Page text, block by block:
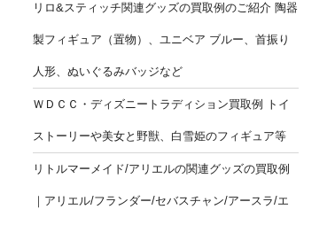
リロ&スティッチ関連グッズの買取例のご紹介 陶器
製フィギュア（置物）、ユニベア ブルー、首振り
人形、ぬいぐるみバッジなど
ＷＤＣＣ・ディズニートラディション買取例 トイ
ストーリーや美女と野獣、白雪姫のフィギュア等
リトルマーメイド/アリエルの関連グッズの買取例
｜アリエル/フランダー/セバスチャン/アースラ/エ